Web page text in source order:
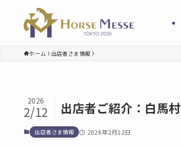
ホーム 出店者さま情報
出店者ご紹介：白馬村
2026
2/12
出店者さま情報 2026年2月12日